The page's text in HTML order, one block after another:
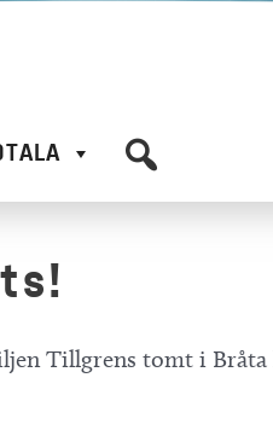
Tillgrens tomt i Bråta